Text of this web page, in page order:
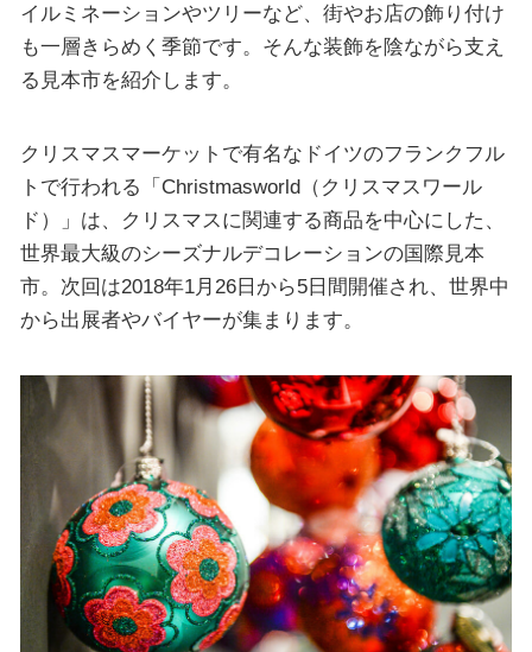
イルミネーションやツリーなど、街やお店の飾り付け
も一層きらめく季節です。そんな装飾を陰ながら支え
る見本市を紹介します。
クリスマスマーケットで有名なドイツのフランクフル
トで行われる「Christmasworld（クリスマスワール
ド）」は、クリスマスに関連する商品を中心にした、
世界最大級のシーズナルデコレーションの国際見本
市。次回は2018年1月26日から5日間開催され、世界中
から出展者やバイヤーが集まります。